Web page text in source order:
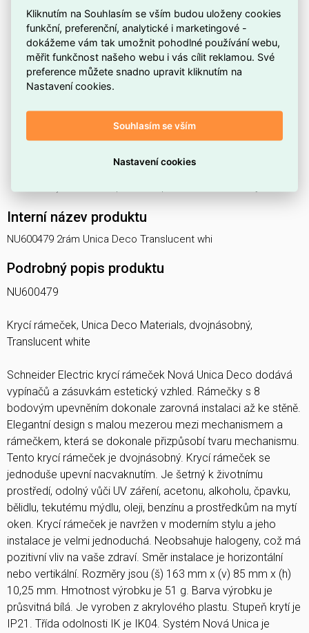
Mástupeň krytí IP21, který poskytuje ochranu před
kapající vodou a běžným znečištěním v interiéru.
Je vyroben zplastu, což zaručuje lehkost a snadnou
údržbu.
Disponujematným povrchem
lépe splyne se stěnou.
vodorovně i svisle
poloprůhledné bílé
barvě (translucent
Interní název produktu
NU600479 2rám Unica Deco Translucent whi
Podrobný popis produktu
NU600479
Krycí rámeček, Unica Deco Materials, dvojnásobný,
Translucent white
Schneider Electric krycí rámeček Nová Unica Deco dodává
vypínačů a zásuvkám estetický vzhled. Rámečky s 8
bodovým upevněním dokonale zarovná instalaci až ke stěně.
Elegantní design s malou mezerou mezi mechanismem a
rámečkem, která se dokonale přizpůsobí tvaru mechanismu.
Tento krycí rámeček je dvojnásobný. Krycí rámeček se
jednoduše upevní nacvaknutím. Je šetrný k životnímu
prostředí, odolný vůči UV záření, acetonu, alkoholu, čpavku,
bělidlu, tekutému mýdlu, oleji, benzínu a prostředkům na mytí
oken. Krycí rámeček je navržen v moderním stylu a jeho
instalace je velmi jednoduchá. Neobsahuje halogeny, což má
pozitivní vliv na vaše zdraví. Směr instalace je horizontální
nebo vertikální. Rozměry jsou (š) 163 mm x (v) 85 mm x (h)
10,25 mm. Hmotnost výrobku je 51 g. Barva výrobku je
průsvitná bílá. Je vyroben z akrylového plastu. Stupeň krytí je
IP21. Třída odolnosti IK je IK04. Systém Nová Unica je
Kliknutím na Souhlasím se vším budou uloženy cookies
funkční, preferenční, analytické i marketingové -
dokážeme vám tak umožnit pohodlné používání webu,
měřit funkčnost našeho webu i vás cílit reklamou. Své
preference můžete snadno upravit kliknutím na
Nastavení cookies.
Souhlasím se vším
Nastavení cookies